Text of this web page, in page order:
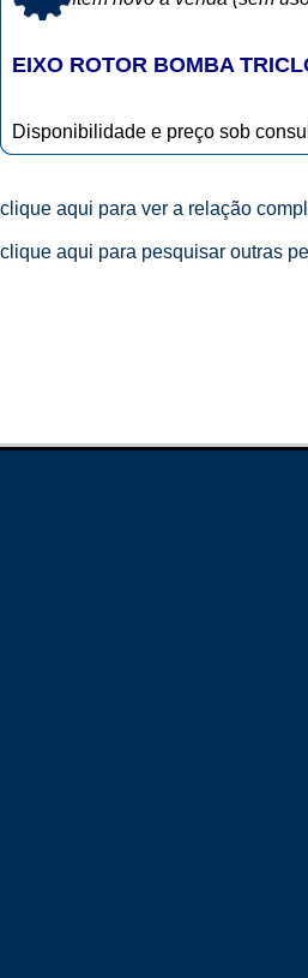
EIXO ROTOR BOMBA
Disponibilidade e preço sob
clique aqui para ver a relação
clique aqui para pesquisar outras